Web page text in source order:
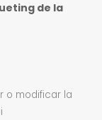
de la
o modificar la